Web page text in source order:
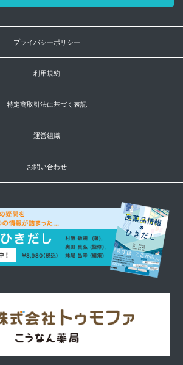
プライバシーポリシー
利用規約
特定商取引法に基づく表記
運営組織
お問い合わせ